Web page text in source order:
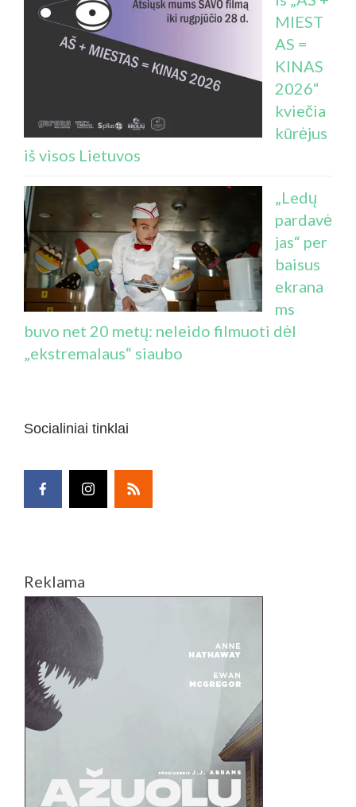
MIEST
AS =
KINAS
2026“
kviečia
kūrėjus
iš visos Lietuvos
„Ledų
pardavė
jas“ per
baisus
ekrana
ms
buvo net 20 metų: neleido filmuoti dėl
„ekstremalaus“ siaubo
Socialiniai tinklai
Reklama